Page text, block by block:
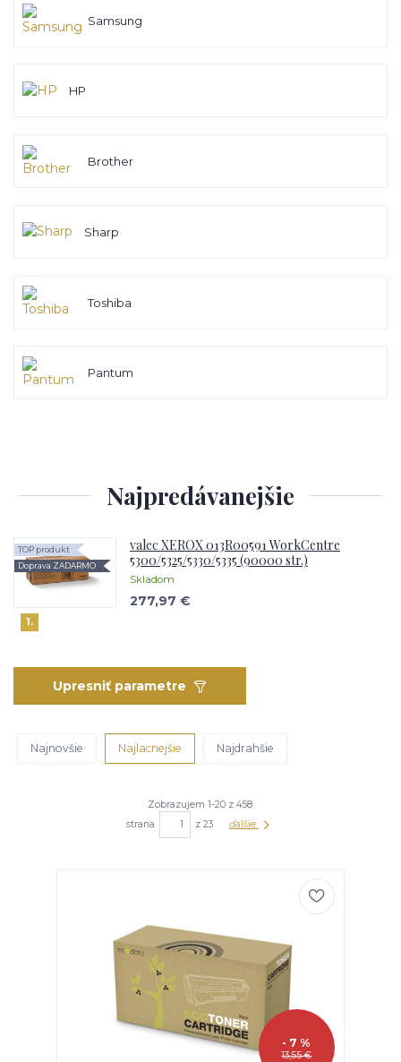
Samsung
HP
Brother
Sharp
Toshiba
Pantum
Najpredávanejšie
1.
valec XEROX 013R00591 WorkCentre
5300/5325/5330/5335 (90000 str.)
Skladom
TOP produkt
Doprava ZADARMO
277,97 €
Upresniť parametre
Najnovšie Najlacnejšie Najdrahšie
Zobrazujem 1-20 z 458
strana
z 23 ďalšie
13,55 €
- 7 %